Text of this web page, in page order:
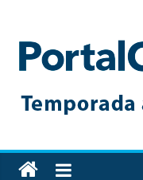
content
Toda